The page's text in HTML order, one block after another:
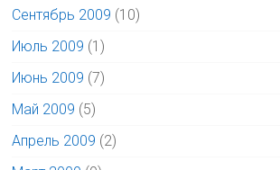
Сентябрь 2009 (10)
Июль 2009 (1)
Июнь 2009 (7)
Май 2009 (5)
Апрель 2009 (2)